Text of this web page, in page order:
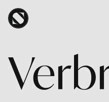
Direkt zum Inhalt